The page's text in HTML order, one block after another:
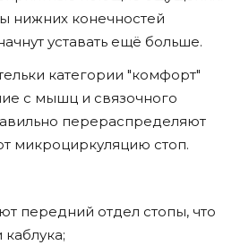
нижних конечностей
уставать ещё больше.
категории "комфорт"
с мышц и связочного
перераспределяют
микроциркуляцию стоп.
передний отдел стопы, что